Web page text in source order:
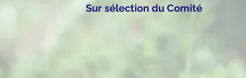
Sur sélection du Comité